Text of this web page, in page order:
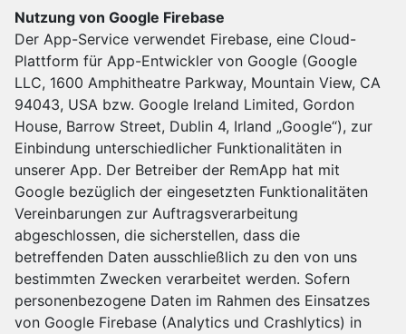
Nutzung von Google Firebase
Der App-Service verwendet Firebase, eine Cloud-
Plattform für App-Entwickler von Google (Google
LLC, 1600 Amphitheatre Parkway, Mountain View, CA
94043, USA bzw. Google Ireland Limited, Gordon
House, Barrow Street, Dublin 4, Irland „Google“), zur
Einbindung unterschiedlicher Funktionalitäten in
unserer App. Der Betreiber der RemApp hat mit
Google bezüglich der eingesetzten Funktionalitäten
Vereinbarungen zur Auftragsverarbeitung
abgeschlossen, die sicherstellen, dass die
betreffenden Daten ausschließlich zu den von uns
bestimmten Zwecken verarbeitet werden. Sofern
personenbezogene Daten im Rahmen des Einsatzes
von Google Firebase (Analytics und Crashlytics) in